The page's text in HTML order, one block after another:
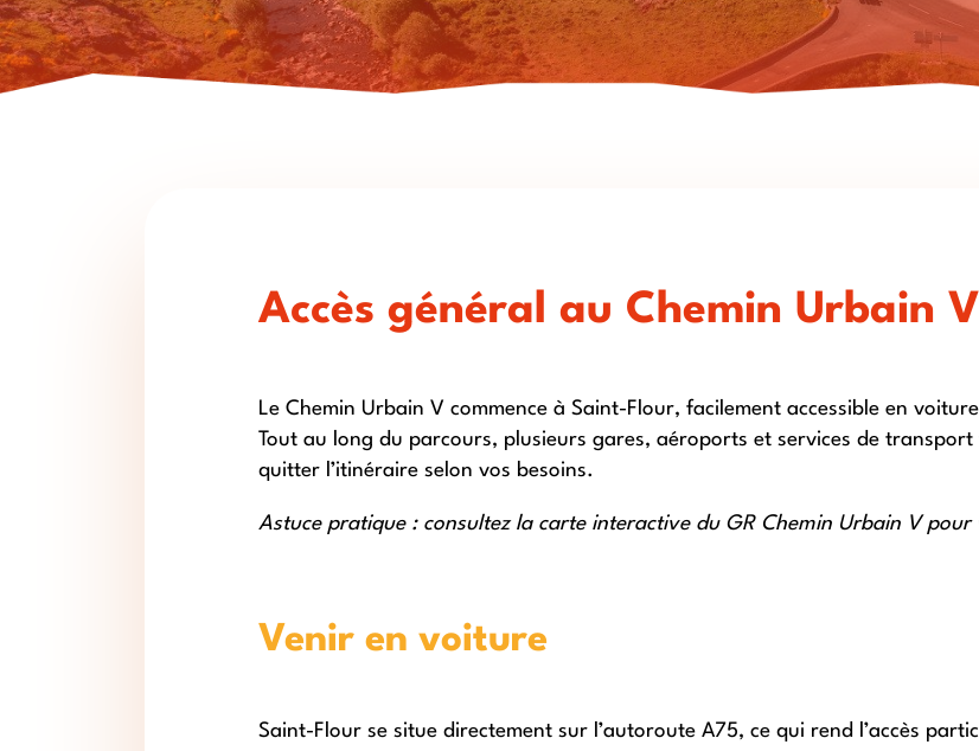
Accès général au Chemin Urbain V
Le Chemin Urbain V commence à Saint-Flour, facilement accessible en
Tout au long du parcours, plusieurs gares, aéroports et services de
quitter l’itinéraire selon vos besoins.
Astuce pratique : consultez la carte interactive du GR Chemin Urbain V pour
Venir en voiture
Saint-Flour se situe directement sur l’autoroute A75, ce qui rend l’accès